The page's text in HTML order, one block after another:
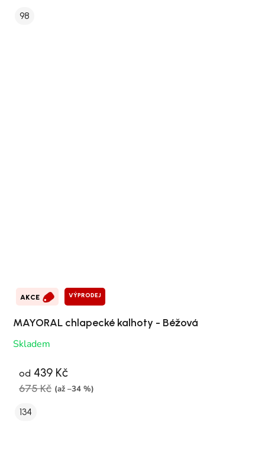
98
AKCE VÝPRODEJ
MAYORAL chlapecké kalhoty - Béžová
Skladem
od 439 Kč
675 Kč (až –34 %)
134